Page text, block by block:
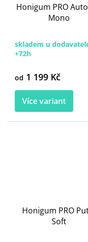
Honigum PRO
Mono
skladem u
+72h
od 1 199 Kč
Více variant
Honigum PRO
Soft